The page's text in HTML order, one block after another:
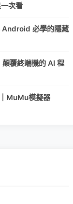
次看
Android 必學的隱藏
覆終端機的 AI 程
MuMu模擬器